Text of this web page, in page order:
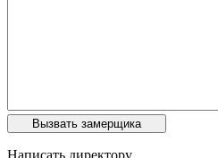
Написать директору